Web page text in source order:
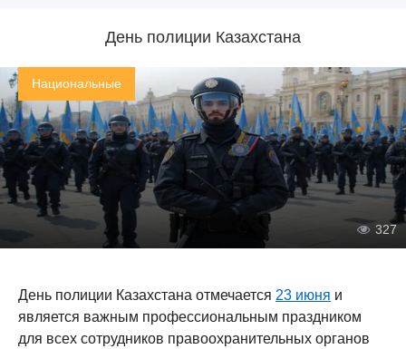
День полиции Казахстана
Национальные
327
День полиции Казахстана отмечается 23 июня и
является важным профессиональным праздником
для всех сотрудников правоохранительных органов